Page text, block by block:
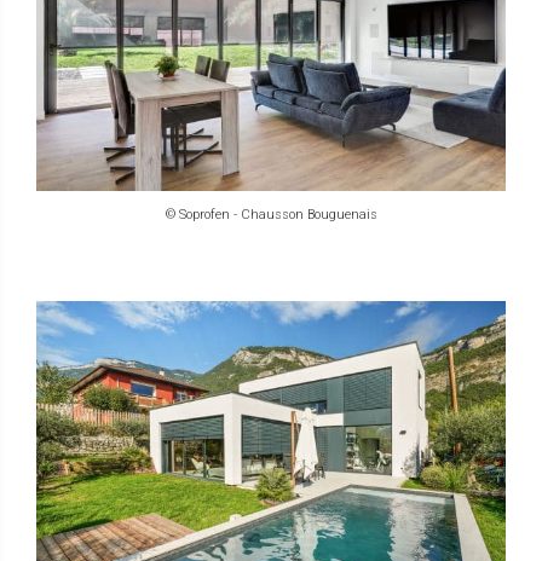
© Soprofen - Chausson Bouguenais